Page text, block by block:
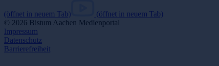
(öffnet in neuem Tab)
(öffnet in neuem Tab)
© 2026 Bistum Aachen Medienportal
Impressum
Datenschutz
Barrierefreiheit